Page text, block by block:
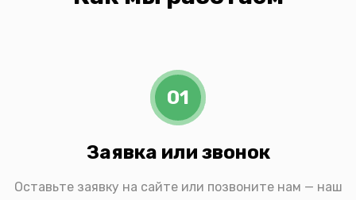
01
Заявка или звонок
Оставьте заявку на сайте или позвоните нам — наш